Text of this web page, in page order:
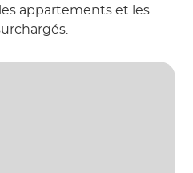
appartements et les